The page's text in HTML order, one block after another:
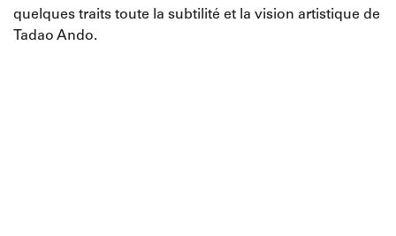
quelques traits toute la subtilité et la vision artistique de
Tadao Ando.